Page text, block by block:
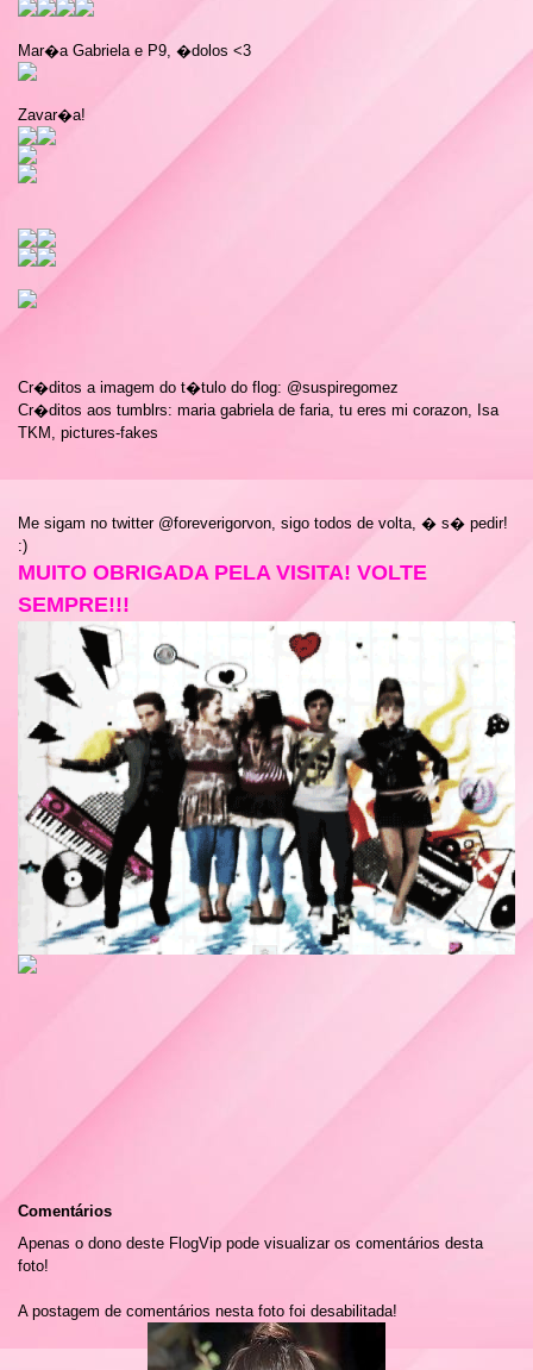
Mar�a Gabriela e P9, �dolos <3
Zavar�a!
Cr�ditos a imagem do t�tulo do flog: @suspiregomez
Cr�ditos aos tumblrs: maria gabriela de faria, tu eres mi corazon, Isa
TKM, pictures-fakes
Me sigam no twitter @foreverigorvon, sigo todos de volta, � s� pedir!
:)
MUITO OBRIGADA PELA VISITA! VOLTE
SEMPRE!!!
Comentários
Apenas o dono deste FlogVip pode visualizar os comentários desta
foto!
A postagem de comentários nesta foto foi desabilitada!